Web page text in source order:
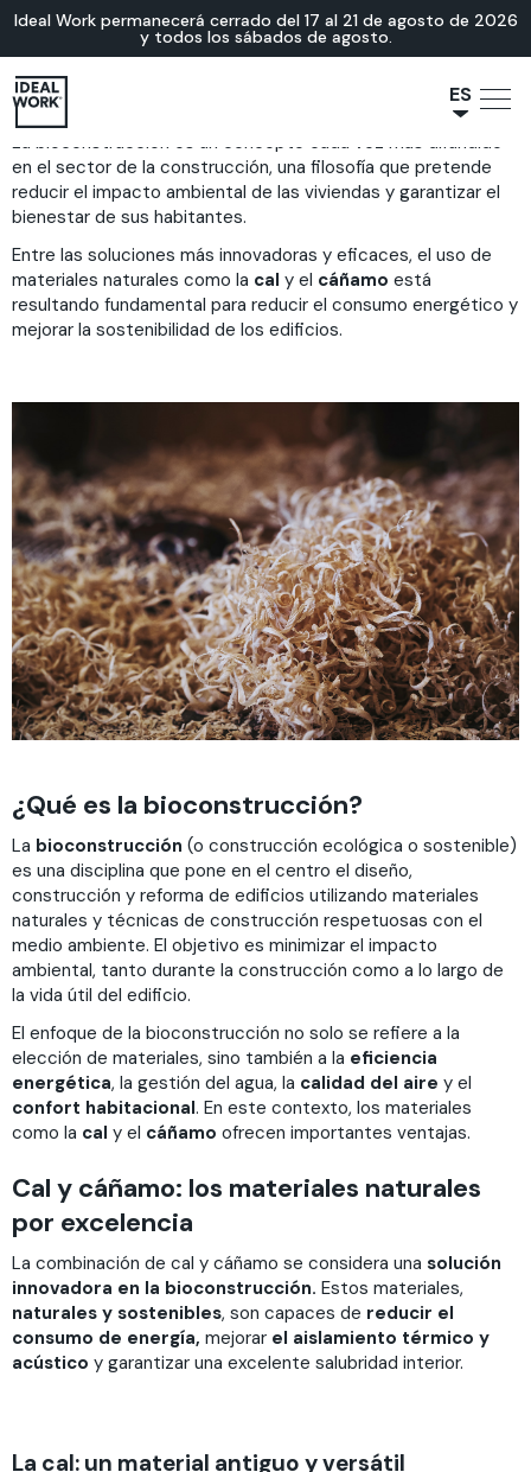
Ideal Work permanecerá cerrado del 17 al 21 de agosto de 2026
y todos los sábados de agosto.
ES
JA
FR
DE
La bioconstrucción es un concepto cada vez más difundido
en el sector de la construcción, una filosofía que pretende
reducir el impacto ambiental de las viviendas y garantizar el
bienestar de sus habitantes.
Entre las soluciones más innovadoras y eficaces, el uso de
materiales naturales como la cal y el cáñamo está
resultando fundamental para reducir el consumo energético y
mejorar la sostenibilidad de los edificios.
¿Qué es la bioconstrucción?
La bioconstrucción (o construcción ecológica o sostenible)
es una disciplina que pone en el centro el diseño,
construcción y reforma de edificios utilizando materiales
naturales y técnicas de construcción respetuosas con el
medio ambiente. El objetivo es minimizar el impacto
ambiental, tanto durante la construcción como a lo largo de
la vida útil del edificio.
El enfoque de la bioconstrucción no solo se refiere a la
elección de materiales, sino también a la eficiencia
energética, la gestión del agua, la calidad del aire y el
confort habitacional. En este contexto, los materiales
como la cal y el cáñamo ofrecen importantes ventajas.
Cal y cáñamo: los materiales naturales
por excelencia
La combinación de cal y cáñamo se considera una solución
innovadora en la bioconstrucción. Estos materiales,
naturales y sostenibles, son capaces de reducir el
consumo de energía, mejorar el aislamiento térmico y
acústico y garantizar una excelente salubridad interior.
La cal: un material antiguo y versátil